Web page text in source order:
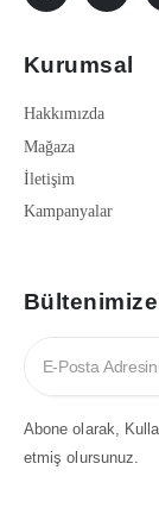
Kurumsal
Hakkımızda
Mağaza
İletişim
Kampanyalar
Abone olarak,
etmiş olursunuz.